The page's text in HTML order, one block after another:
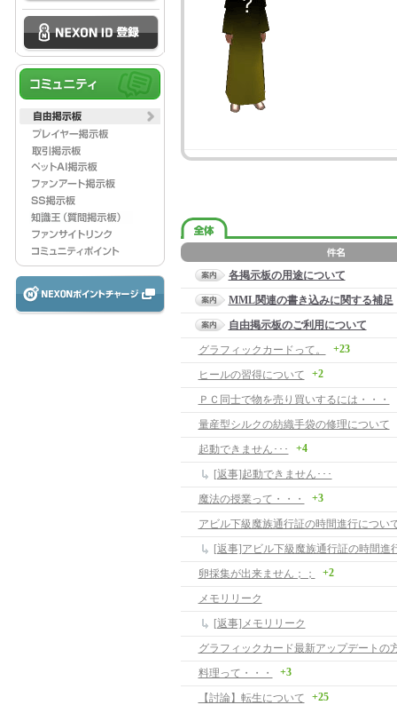
各掲示板の用途について
MML関連の書き込みに関する補足
自由掲示板のご利用について
グラフィックカードって。
+23
ヒールの習得について +2
ＰＣ同士で物を売り買いするには・・・
量産型シルクの紡織手袋の修理について
起動できません･･･ +4
[返事]起動できません･･･
魔法の授業って・・・
+3
アビル下級魔族通行証の時間進行につい
[返事]アビル下級魔族通行証の時間進
卵採集が出来ません；；
+2
メモリリーク
[返事]メモリリーク
料理って・・・ +3
【討論】転生について +25